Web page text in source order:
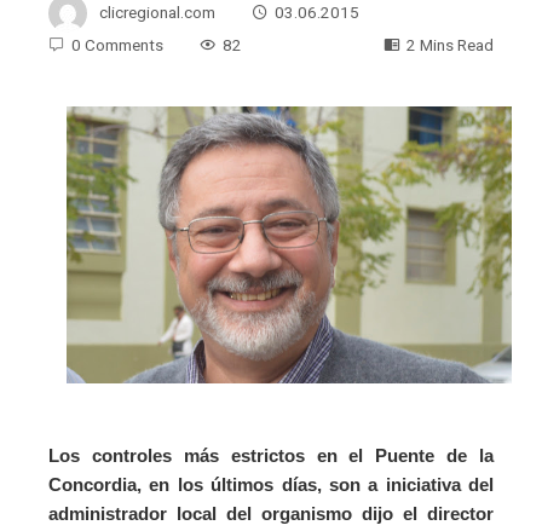
clicregional.com
03.06.2015
0 Comments
82 2 Mins Read
Los controles más estrictos en el Puente de la
Concordia, en los últimos días, son a iniciativa del
administrador local del organismo dijo el director